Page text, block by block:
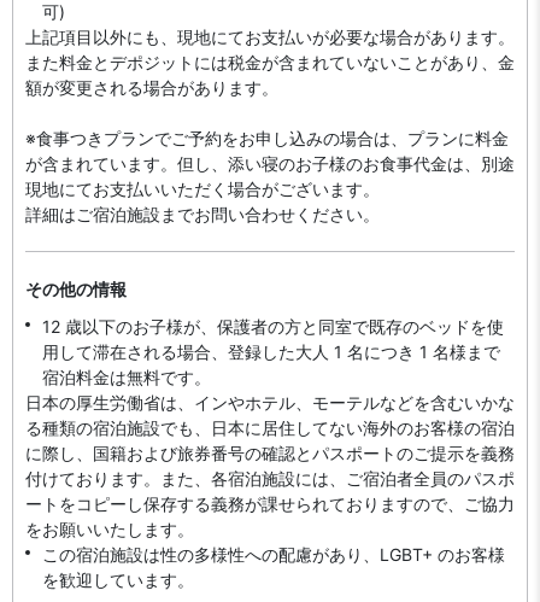
可)
上記項目以外にも、現地にてお支払いが必要な場合があります。
また料金とデポジットには税金が含まれていないことがあり、金
額が変更される場合があります。
※食事つきプランでご予約をお申し込みの場合は、プランに料金
が含まれています。但し、添い寝のお子様のお食事代金は、別途
現地にてお支払いいただく場合がございます。
詳細はご宿泊施設までお問い合わせください。
その他の情報
12 歳以下のお子様が、保護者の方と同室で既存のベッドを使
用して滞在される場合、登録した大人 1 名につき 1 名様まで
宿泊料金は無料です。
日本の厚生労働省は、インやホテル、モーテルなどを含むいかな
る種類の宿泊施設でも、日本に​居住してない海外のお客様の宿泊
に際し、国籍および旅券番号の確認とパスポートのご提示を義務
付け​ております。また、各宿泊施設には、ご宿泊者全員のパスポ
ートをコピーし保存する義務が課せられておりますの​で、ご協力
をお願いいたします。
この宿泊施設は性の多様性への配慮があり、LGBT+ のお客様
を歓迎しています。